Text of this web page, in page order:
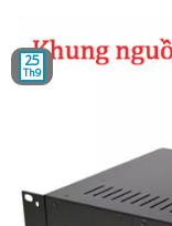
25
Th9